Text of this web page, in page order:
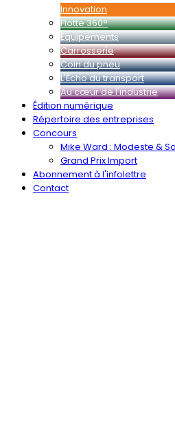
Innovation
Flotte 360°
Équipements
Carrosserie
Coin du pneu
L'Écho du transport
Au cœur de l'industrie
Édition numérique
Répertoire des entreprises
Concours
Mike Ward : Modeste &
Grand Prix Import
Abonnement à l'infolettre
Contact